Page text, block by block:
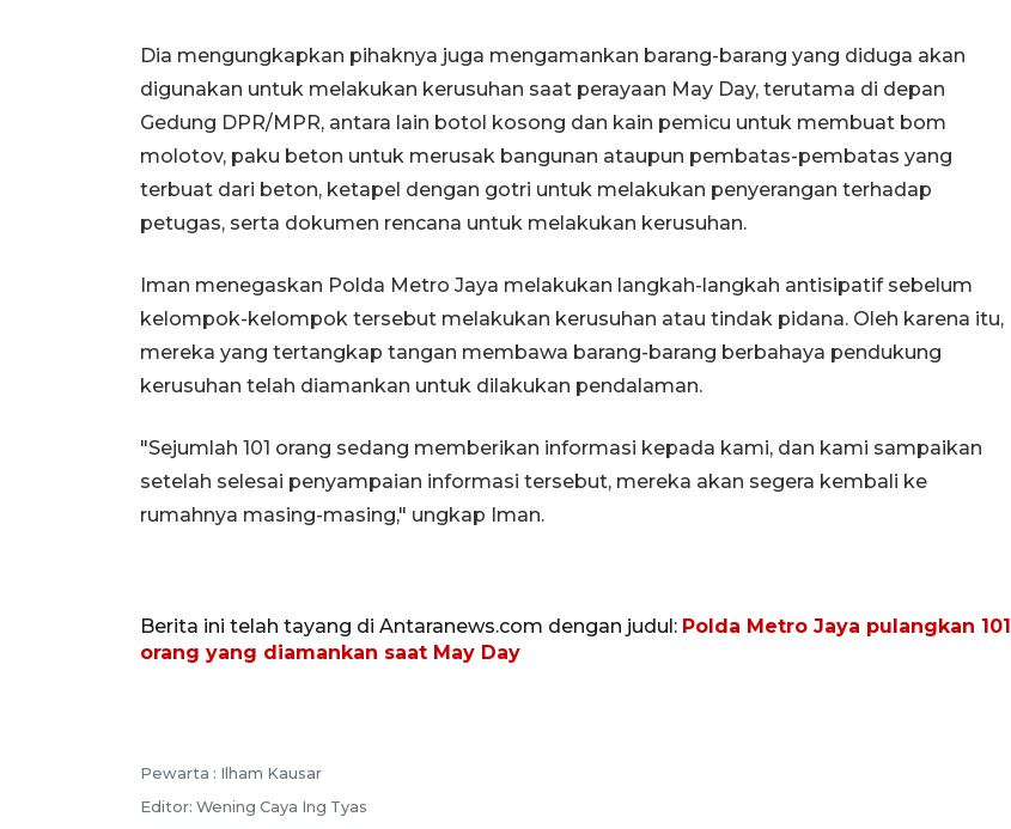
Dia mengungkapkan pihaknya juga mengamankan barang-barang yang diduga akan
digunakan untuk melakukan kerusuhan saat perayaan May Day, terutama di depan
Gedung DPR/MPR, antara lain botol kosong dan kain pemicu untuk membuat bom
molotov, paku beton untuk merusak bangunan ataupun pembatas-pembatas yang
terbuat dari beton, ketapel dengan gotri untuk melakukan penyerangan terhadap
petugas, serta dokumen rencana untuk melakukan kerusuhan.
Iman menegaskan Polda Metro Jaya melakukan langkah-langkah antisipatif sebelum
kelompok-kelompok tersebut melakukan kerusuhan atau tindak pidana. Oleh karena itu,
mereka yang tertangkap tangan membawa barang-barang berbahaya pendukung
kerusuhan telah diamankan untuk dilakukan pendalaman.
"Sejumlah 101 orang sedang memberikan informasi kepada kami, dan kami sampaikan
setelah selesai penyampaian informasi tersebut, mereka akan segera kembali ke
rumahnya masing-masing," ungkap Iman.
Berita ini telah tayang di Antaranews.com dengan judul: Polda Metro Jaya pulangkan 101
orang yang diamankan saat May Day
Pewarta : Ilham Kausar
Editor: Wening Caya Ing Tyas
Pameran seni rupa karya